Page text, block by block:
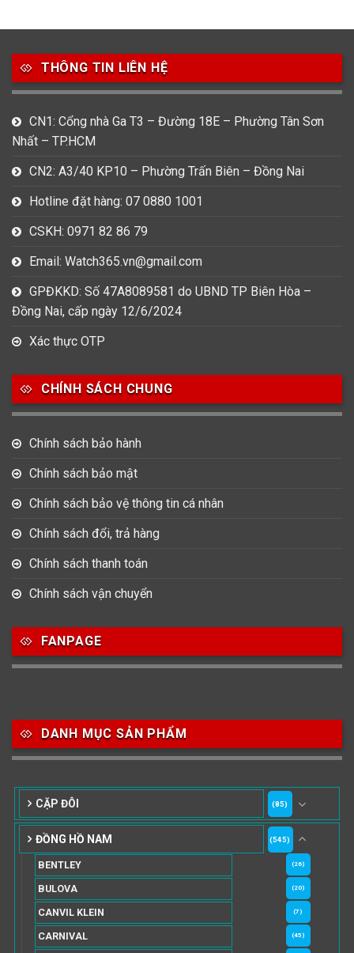
THÔNG TIN LIÊN HỆ
CN1: Cổng nhà Ga T3 – Đường 18E – Phường Tân Sơn
Nhất – TP.HCM
CN2: A3/40 KP10 – Phường Trấn Biên – Đồng Nai
Hotline đặt hàng: 07 0880 1001
CSKH: 0971 82 86 79
Email: Watch365.vn@gmail.com
GPĐKKD: Số 47A8089581 do UBND TP Biên Hòa –
Đồng Nai, cấp ngày 12/6/2024
Xác thực OTP
CHÍNH SÁCH CHUNG
Chính sách bảo hành
Chính sách bảo mật
Chính sách bảo vệ thông tin cá nhân
Chính sách đổi, trả hàng
Chính sách thanh toán
Chính sách vận chuyển
FANPAGE
DANH MỤC SẢN PHẨM
CẶP ĐÔI (85)
ĐỒNG HỒ NAM (545)
BENTLEY (26)
BULOVA (20)
CANVIL KLEIN (7)
CARNIVAL (45)